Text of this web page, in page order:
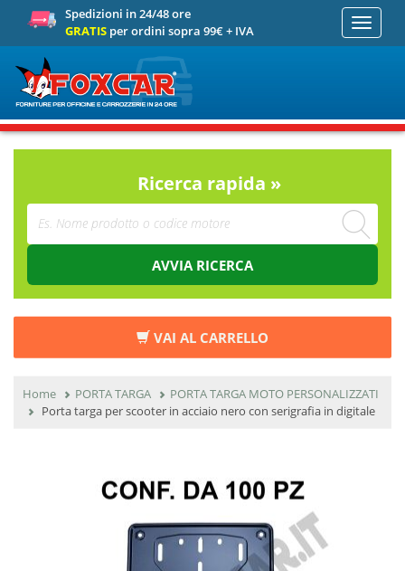
Spedizioni in 24/48 ore
GRATIS per ordini sopra 99€ + IVA
Toggle
Ricerca rapida »
AVVIA RICERCA
VAI AL CARRELLO
Home PORTA TARGA
PORTA TARGA MOTO PERSONALIZZATI
Porta targa per scooter in acciaio nero con serigrafia in digitale